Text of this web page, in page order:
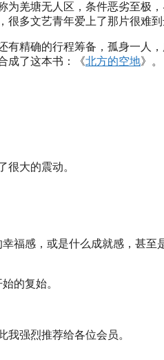
为羌塘无人区，条件恶劣至极
多文艺青年爱上了那片很难到
有精确的行程筹备，孤身一人
成了这本书：《北方的空地》。
很大的震动。
福感，或是什么成就感，甚至
的复始。
强烈推荐给各位会员。